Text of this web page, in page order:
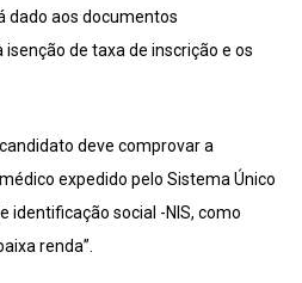
dado aos documentos
de taxa de inscrição e os
deve comprovar a
expedido pelo Sistema Único
identificação social -NIS, como
renda”.